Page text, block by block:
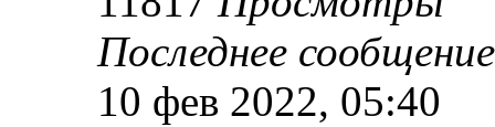
Последнее
10 фев 2022, 05:40